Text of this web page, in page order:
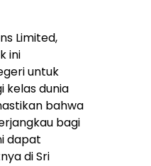
Limited,
ini
untuk
kelas dunia
bahwa
bagi
dapat
di Sri